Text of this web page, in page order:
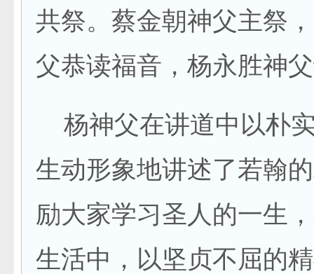
共祭。蔡金朝神父主祭
父恭读福音，杨永胜神
杨神父在讲道中以朴
生动形象地讲述了若翰
励大家学习圣人的一生
生活中，以坚贞不屈的